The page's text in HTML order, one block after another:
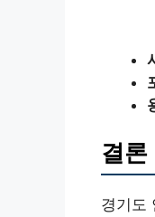
결론
경기도